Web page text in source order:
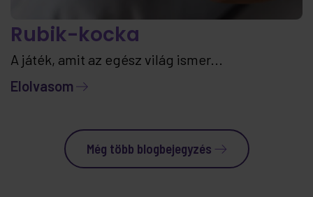
Rubik-kocka
A játék, amit az egész világ ismer...
Elolvasom
Még több blogbejegyzés